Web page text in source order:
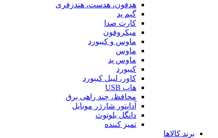
هدفون، هدست، هندزفری
گیم پد
کارت صدا
میکروفون
ماوس و کیبورد
ماوس
ماوس پد
کیبورد
کاور، لیبل کیبورد
هاب USB
محافظ، چند راهی برق
آداپتور شارژر موبایل
دانگل بلوتوث
تمیز کننده
برند کالاها